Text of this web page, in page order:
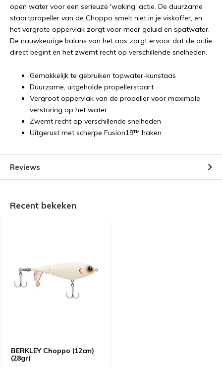
open water voor een serieuze 'waking' actie. De duurzame
staartpropeller van de Choppo smelt niet in je viskoffer, en
het vergrote oppervlak zorgt voor meer geluid en spatwater.
De nauwkeurige balans van het aas zorgt ervoor dat de actie
direct begint en het zwemt recht op verschillende snelheden.
Gemakkelijk te gebruiken topwater-kunstaas
Duurzame, uitgeholde propellerstaart
Vergroot oppervlak van de propeller voor maximale
verstoring op het water
Zwemt recht op verschillende snelheden
Uitgerust met scherpe Fusion19™ haken
Reviews
Recent bekeken
BERKLEY Choppo (12cm)
(28gr)